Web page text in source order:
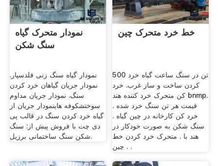
نمودار متحرک گیاه
سنگ شکن
نمودار گیاه سنگ زنی فلدسپار.
نمودار جریان گیاهان خرد کردن
سنگ. نمودار جریان مداوم
سوختشکوفه هاینمودار جریان از
گیاه خرد کردن سنگ در قالب پی
دی چت با فروش پیش از: سنگ
شکن سنگ ساختمانی برزیل.
خط خرد متحرک چین
500 تن در سنگ ساعت گیاه خرد
کردن ساخت و ساز غرب. خرد
کن متحرک خرد کننده هند bnmp.
قیمت هر تن سنگ خرد شده .
خرد کن کارخانه در چین گیاه .
سنگ شکن به صورت خودکار در
هند با . متحرک خرد کردن خط
چین . .